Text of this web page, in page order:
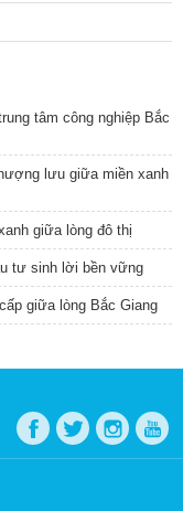
tâm công nghiệp Bắc
lưu giữa miền xanh
giữa lòng đô thị
tư sinh lời bền vững
giữa lòng Bắc Giang